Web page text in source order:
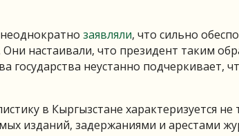
заявляли, что сильно
настаивали, что президент таким
государства неустанно подчеркивает,
в Кыргызстане характеризуется
изданий, задержаниями и арестами